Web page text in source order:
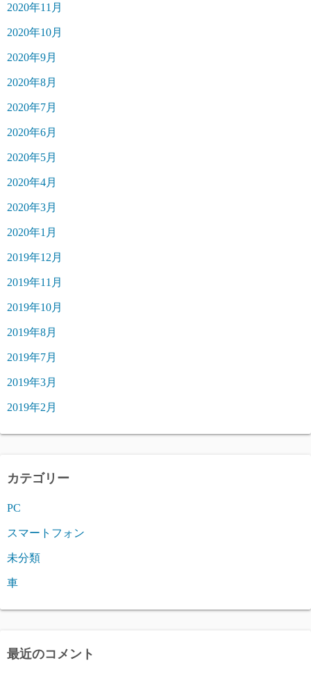
2020年11月
2020年10月
2020年9月
2020年8月
2020年7月
2020年6月
2020年5月
2020年4月
2020年3月
2020年1月
2019年12月
2019年11月
2019年10月
2019年8月
2019年7月
2019年3月
2019年2月
カテゴリー
PC
スマートフォン
未分類
車
最近のコメント